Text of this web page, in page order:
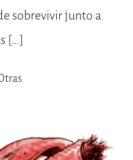
sobrevivir junto a
[…]